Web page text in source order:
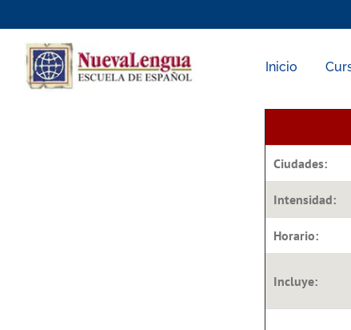
to
content
Inicio
Ciudades:
Intensidad:
Horario:
Incluye: